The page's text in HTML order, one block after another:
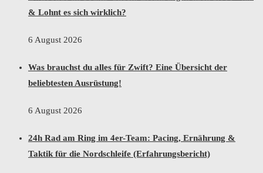
& Lohnt es sich wirklich?
6 August 2026
Was brauchst du alles für Zwift? Eine Übersicht der
beliebtesten Ausrüstung!
6 August 2026
24h Rad am Ring im 4er-Team: Pacing, Ernährung &
Taktik für die Nordschleife (Erfahrungsbericht)